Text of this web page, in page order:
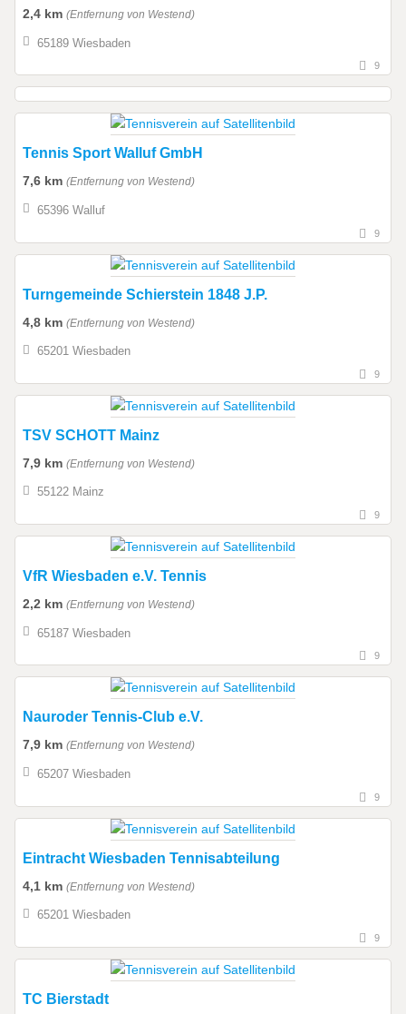
2,4 km (Entfernung von Westend)
65189 Wiesbaden
9
Tennis Sport Walluf GmbH
7,6 km (Entfernung von Westend)
65396 Walluf
9
Turngemeinde Schierstein 1848 J.P.
4,8 km (Entfernung von Westend)
65201 Wiesbaden
9
TSV SCHOTT Mainz
7,9 km (Entfernung von Westend)
55122 Mainz
9
VfR Wiesbaden e.V. Tennis
2,2 km (Entfernung von Westend)
65187 Wiesbaden
9
Nauroder Tennis-Club e.V.
7,9 km (Entfernung von Westend)
65207 Wiesbaden
9
Eintracht Wiesbaden Tennisabteilung
4,1 km (Entfernung von Westend)
65201 Wiesbaden
9
TC Bierstadt